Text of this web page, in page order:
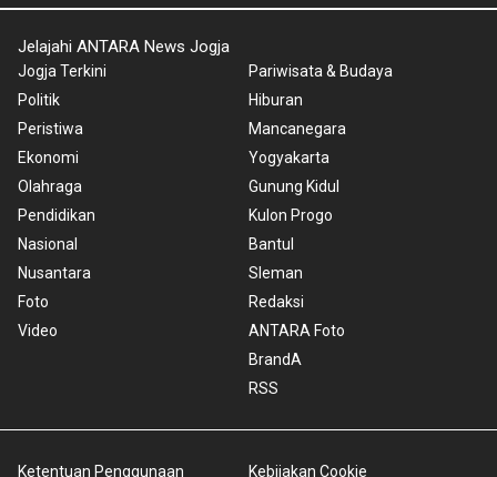
Jelajahi ANTARA News Jogja
Jogja Terkini
Politik
Peristiwa
Ekonomi
Olahraga
Pendidikan
Nasional
Nusantara
Foto
Video
Pariwisata & Budaya
Hiburan
Mancanegara
Yogyakarta
Gunung Kidul
Kulon Progo
Bantul
Sleman
Redaksi
ANTARA Foto
BrandA
RSS
Ketentuan Penggunaan Kebijakan Cookie